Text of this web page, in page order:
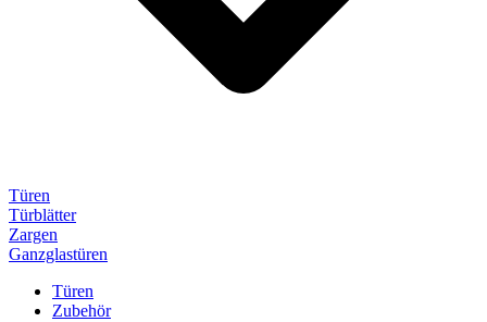
Türen
Türblätter
Zargen
Ganzglastüren
Türen
Zubehör